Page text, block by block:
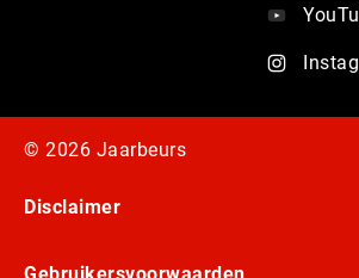
© 2026 Jaarbeurs
Disclaimer